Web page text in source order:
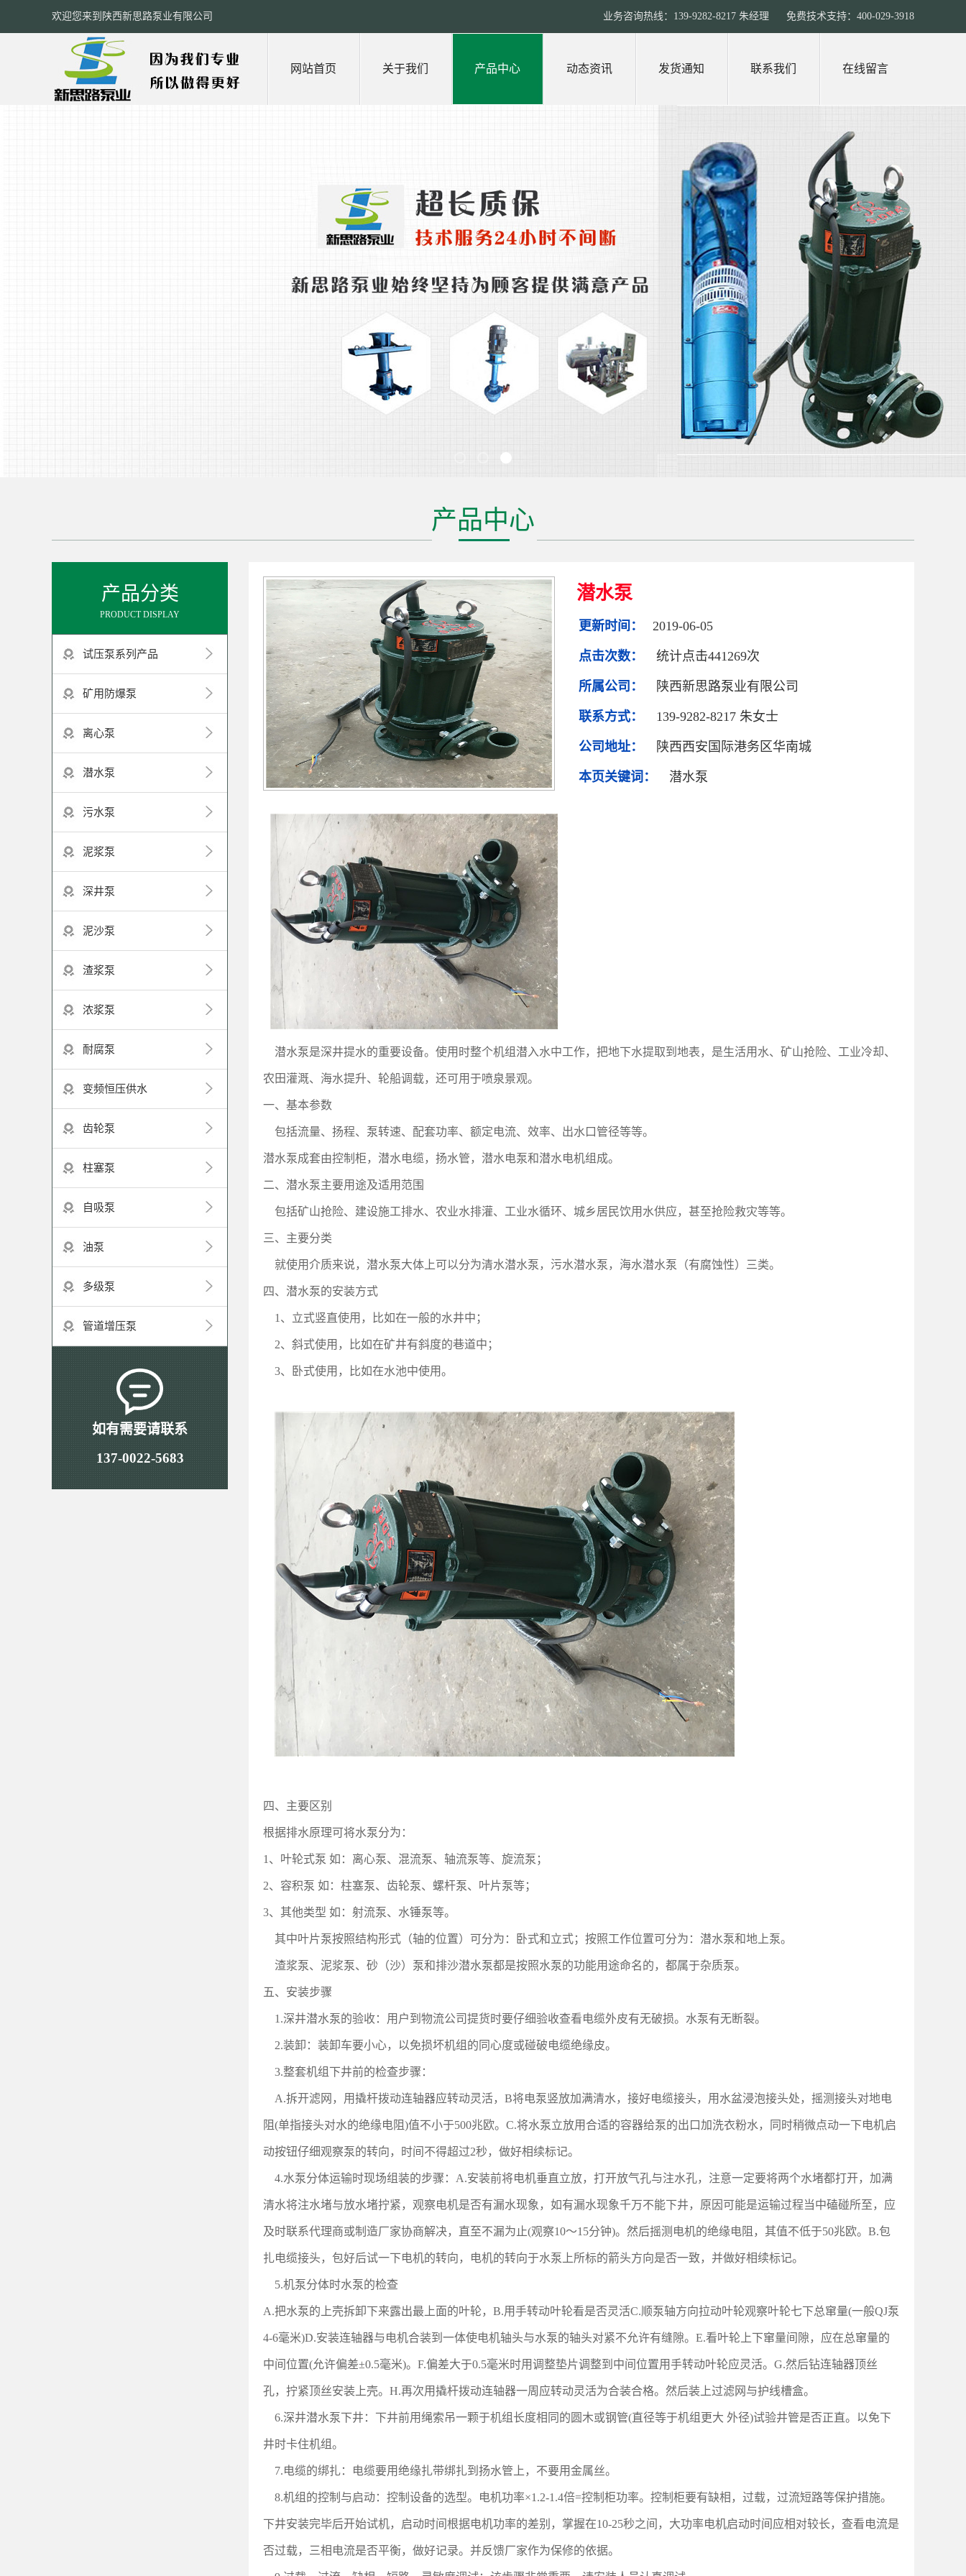
欢迎您来到陕西新思路泵业有限公司 业务咨询热线：139-9282-8217 朱经理 免费技术支持：400-029-3918
网站首页 关于我们 产品中心 动态资讯 发货通知 联系我们 在线留言
产品中心
产品分类
PRODUCT DISPLAY
试压泵系列产品
矿用防爆泵
离心泵
潜水泵
污水泵
泥浆泵
深井泵
泥沙泵
渣浆泵
浓浆泵
耐腐泵
变频恒压供水
齿轮泵
柱塞泵
自吸泵
油泵
多级泵
管道增压泵
如有需要请联系
137-0022-5683
潜水泵
更新时间： 2019-06-05
点击次数： 统计点击441269次
所属公司： 陕西新思路泵业有限公司
联系方式： 139-9282-8217 朱女士
公司地址： 陕西西安国际港务区华南城
本页关键词： 潜水泵
潜水泵是深井提水的重要设备。使用时整个机组潜入水中工作，把地下水提取到地表，是生活用水、矿山抢险、工业冷却、
农田灌溉、海水提升、轮船调载，还可用于喷泉景观。
一、基本参数
包括流量、扬程、泵转速、配套功率、额定电流、效率、出水口管径等等。
潜水泵成套由控制柜，潜水电缆，扬水管，潜水电泵和潜水电机组成。
二、潜水泵主要用途及适用范围
包括矿山抢险、建设施工排水、农业水排灌、工业水循环、城乡居民饮用水供应，甚至抢险救灾等等。
三、主要分类
就使用介质来说，潜水泵大体上可以分为清水潜水泵，污水潜水泵，海水潜水泵（有腐蚀性）三类。
四、潜水泵的安装方式
1 、立式竖直使用，比如在一般的水井中；
2、斜式使用，比如在矿井有斜度的巷道中；
3、卧式使用，比如在水池中使用。
四、主要区别
根据排水原理可将水泵分为：
1 、叶轮式泵 如：离心泵、混流泵、轴流泵等、旋流泵；
2、容积泵 如：柱塞泵、齿轮泵、螺杆泵、叶片泵等；
3、其他类型 如：射流泵、水锤泵等。
其中叶片泵按照结构形式（轴的位置）可分为：卧式和立式；按照工作位置可分为：潜水泵和地上泵。
渣浆泵、泥浆泵、砂（沙）泵和排沙潜水泵都是按照水泵的功能用途命名的，都属于杂质泵。
五、安装步骤
1.深井潜水泵的验收：用户到物流公司提货时要仔细验收查看电缆外皮有无破损。水泵有无断裂。
2.装卸：装卸车要小心，以免损坏机组的同心度或碰破电缆绝缘皮。
3.整套机组下井前的检查步骤：
A.拆开滤网，用撬杆拨动连轴器应转动灵活，B将电泵竖放加满清水，接好电缆接头，用水盆浸泡接头处，摇测接头对地电
阻(单指接头对水的绝缘电阻)值不小于500兆欧。C.将水泵立放用合适的容器给泵的出口加洗衣粉水，同时稍微点动一下电机启
动按钮仔细观察泵的转向，时间不得超过2秒，做好相续标记。
4.水泵分体运输时现场组装的步骤：A.安装前将电机垂直立放，打开放气孔与注水孔，注意一定要将两个水堵都打开，加满
清水将注水堵与放水堵拧紧，观察电机是否有漏水现象，如有漏水现象千万不能下井，原因可能是运输过程当中磕碰所至，应
及时联系代理商或制造厂家协商解决，直至不漏为止(观察10～15分钟)。然后摇测电机的绝缘电阻，其值不低于50兆欧。B.包
扎电缆接头，包好后试一下电机的转向，电机的转向于水泵上所标的箭头方向是否一致，并做好相续标记。
5.机泵分体时水泵的检查
A.把水泵的上壳拆卸下来露出最上面的叶轮，B.用手转动叶轮看是否灵活C.顺泵轴方向拉动叶轮观察叶轮七下总窜量(一般QJ泵
4-6毫米)D.安装连轴器与电机合装到一体使电机轴头与水泵的轴头对紧不允许有缝隙。E.看叶轮上下窜量间隙，应在总窜量的
中间位置(允许偏差±0.5毫米)。F.偏差大于0.5毫米时用调整垫片调整到中间位置用手转动叶轮应灵活。G.然后钻连轴器顶丝
孔，拧紧顶丝安装上壳。H.再次用撬杆拨动连轴器一周应转动灵活为合装合格。然后装上过滤网与护线槽盒。
6.深井潜水泵下井：下井前用绳索吊一颗于机组长度相同的圆木或钢管(直径等于机组更大 外径)试验井管是否正直。以免下
井时卡住机组。
7.电缆的绑扎：电缆要用绝缘扎带绑扎到扬水管上，不要用金属丝。
8.机组的控制与启动：控制设备的选型。电机功率×1.2-1.4倍=控制柜功率。控制柜要有缺相，过载，过流短路等保护措施。
下井安装完毕后开始试机，启动时间根据电机功率的差别，掌握在10-25秒之间，大功率电机启动时间应相对较长，查看电流是
否过载，三相电流是否平衡，做好记录。并反馈厂家作为保修的依据。